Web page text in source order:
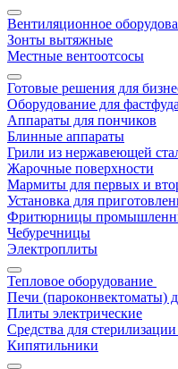
Вентиляционное
Зонты вытяжные
Местные вентоотсосы
Готовые решения для
Оборудование для фастфуда
Аппараты для пончиков
Блинные аппараты
Грили из нержавеющей
Жарочные поверхности
Мармиты для первых и
Установка для
Фритюрницы
Чебуречницы
Электроплиты
Тепловое оборудование
Печи (пароконвектоматы)
Плиты электрические
Средства для
Кипятильники